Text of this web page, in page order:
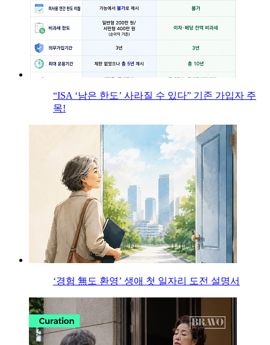
“ISA ‘남은 한도’ 사라질 수 있다” 기존 가입자 주
목!
‘경험 無도 환영’ 생애 첫 일자리 도전 설명서